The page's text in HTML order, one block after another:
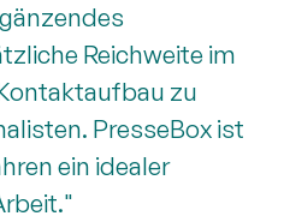
Reichweite im
zu
PresseBox ist
ein idealer